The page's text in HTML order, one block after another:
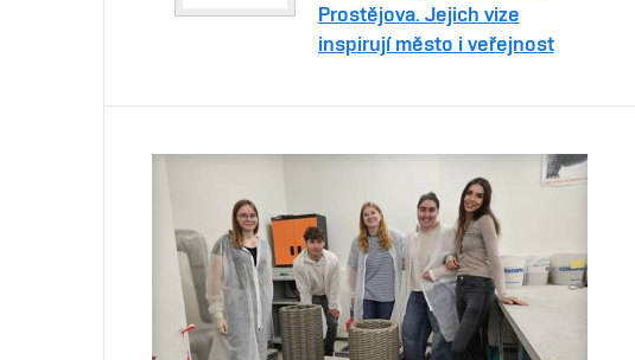
Prostějova. Jejich vize
inspirují město i veřejnost